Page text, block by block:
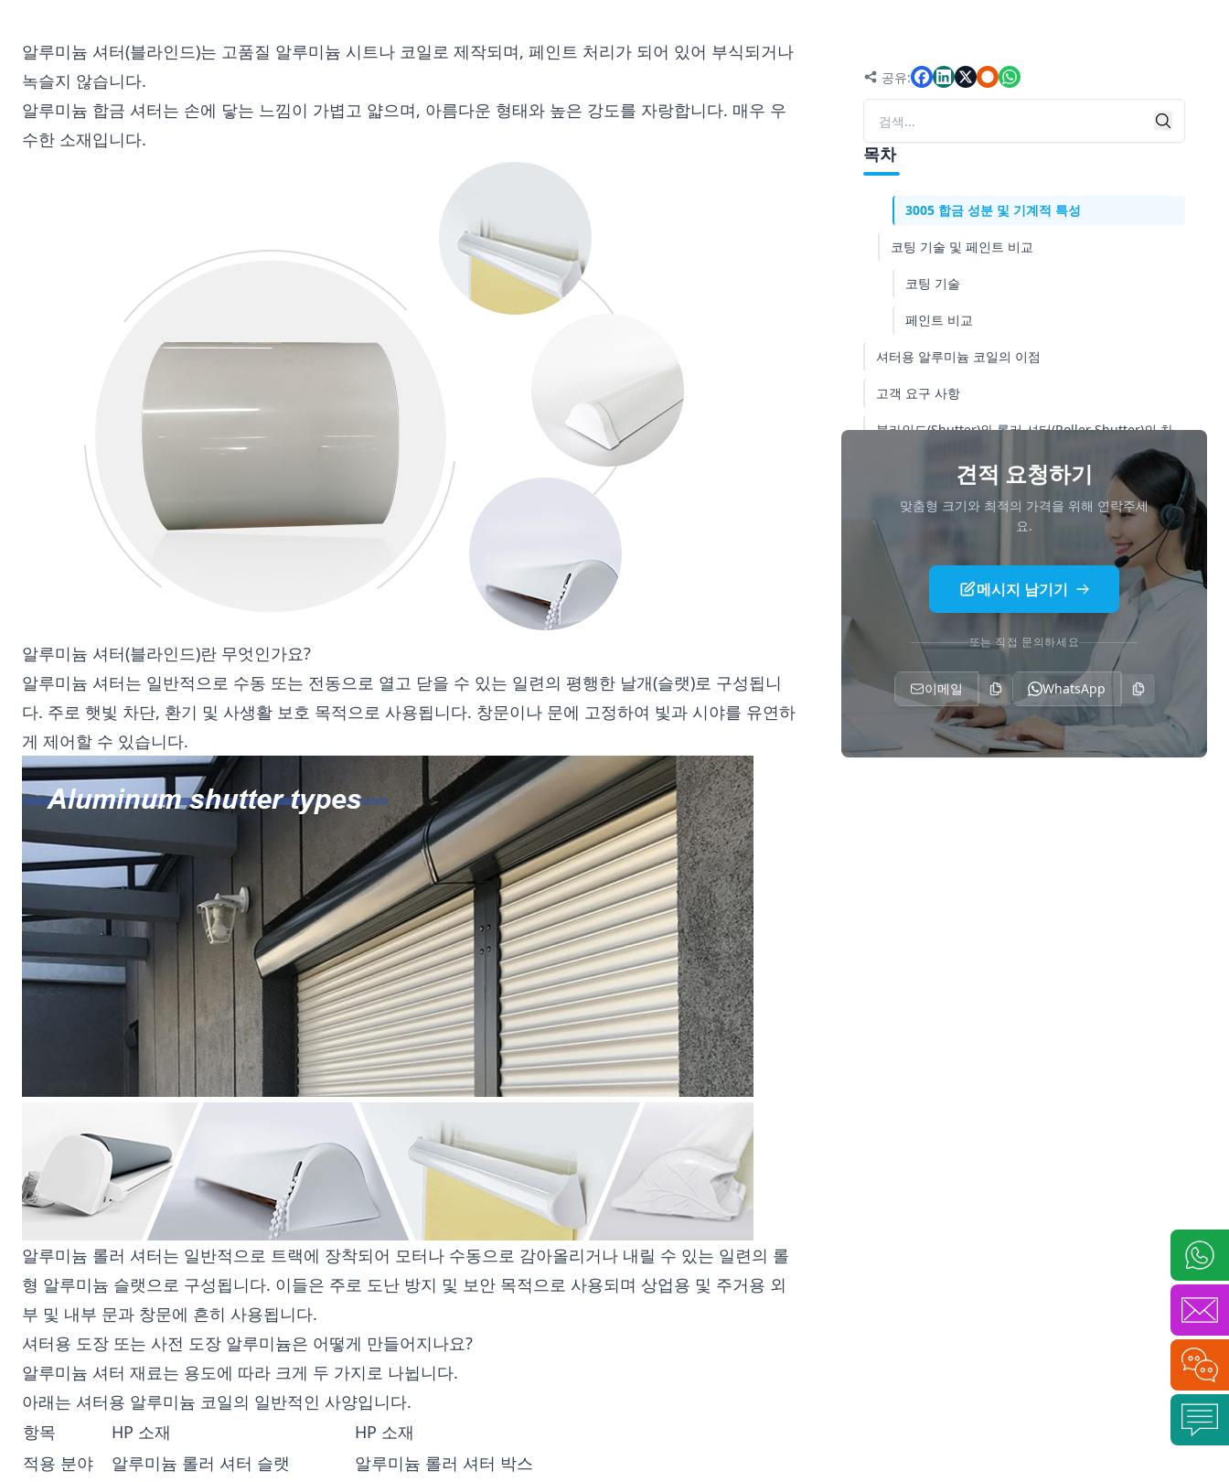
알루미늄 셔터(블라인드)는 고품질 알루미늄 시트나 코일로 제작되며, 페인트 처리가 되어 있어 부식되거나
녹슬지 않습니다.
알루미늄 합금 셔터는 손에 닿는 느낌이 가볍고 얇으며, 아름다운 형태와 높은 강도를 자랑합니다. 매우 우
수한 소재입니다.
알루미늄 셔터(블라인드)란 무엇인가요?
알루미늄 셔터는 일반적으로 수동 또는 전동으로 열고 닫을 수 있는 일련의 평행한 날개(슬랫)로 구성됩니
다. 주로 햇빛 차단, 환기 및 사생활 보호 목적으로 사용됩니다. 창문이나 문에 고정하여 빛과 시야를 유연하
게 제어할 수 있습니다.
‌알루미늄 롤러 셔터‌는 일반적으로 트랙에 장착되어 모터나 수동으로 감아올리거나 내릴 수 있는 일련의 롤
형 알루미늄 슬랫으로 구성됩니다. 이들은 주로 도난 방지 및 보안 목적으로 사용되며 상업용 및 주거용 외
부 및 내부 문과 창문에 흔히 사용됩니다.
셔터용 도장 또는 사전 도장 알루미늄은 어떻게 만들어지나요?
알루미늄 셔터 재료는 용도에 따라 크게 두 가지로 나뉩니다.
아래는 셔터용 알루미늄 코일의 일반적인 사양입니다.
항목
HP 소재
HP 소재
적용 분야
알루미늄 롤러 셔터 슬랫
알루미늄 롤러 셔터 박스
공유:
검색
목차
어지나요?
다양한 알루미늄 합금 비교
3005 합금 성분 및 기계적 특성
코팅 기술 및 페인트 비교
코팅 기술
페인트 비교
셔터용 알루미늄 코일의 이점
고객 요구 사항
블라인드(Shutter)와 롤러 셔터(Roller Shutter)의 차
견적 요청하기
맞춤형 크기와 최적의 가격을 위해 연락주세
요.
메시지 남기기
또는 직접 문의하세요
이메일 WhatsApp